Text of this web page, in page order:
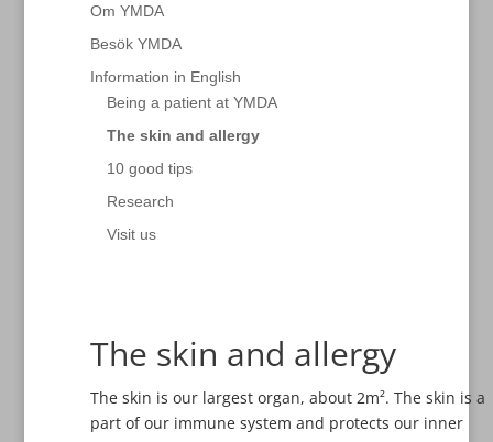
Om YMDA
Besök YMDA
Information in English
Being a patient at YMDA
The skin and allergy
10 good tips
Research
Visit us
The skin and allergy
The skin is our largest organ, about 2m². The skin is a
part of our immune system and protects our inner